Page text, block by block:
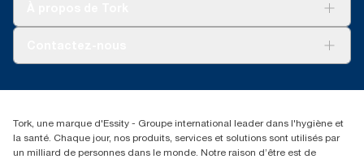
(866) 722-8675
Tork, une marque d'Essity - Groupe international leader dans l'hygiène et
la santé. Chaque jour, nos produits, services et solutions sont utilisés par
un milliard de personnes dans le monde. Notre raison d’être est de